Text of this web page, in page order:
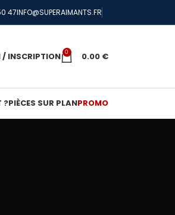
47INFO@SUPERAIMANTS.FR
/ INSCRIPTION 0 0.00 €
?PIÈCES SUR PLANPROMO